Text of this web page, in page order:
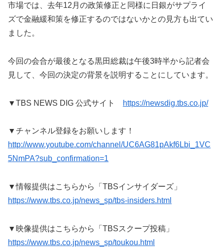
市場では、去年12月の政策修正と同様に日銀がサプライ
ズで金融緩和策を修正するのではないかとの見方も出てい
ました。
今回の会合が最後となる黒田総裁は午後3時半から記者会
見して、今回の決定の背景を説明することにしています。
▼TBS NEWS DIG 公式サイト https://newsdig.tbs.co.jp/
▼チャンネル登録をお願いします！
http://www.youtube.com/channel/UC6AG81pAkf6Lbi_1VC
5NmPA?sub_confirmation=1
▼情報提供はこちらから「TBSインサイダーズ」
https://www.tbs.co.jp/news_sp/tbs-insiders.html
▼映像提供はこちらから「TBSスクープ投稿」
https://www.tbs.co.jp/news_sp/toukou.html